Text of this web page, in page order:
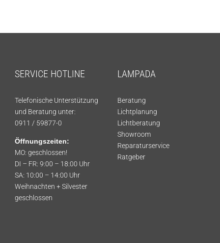
SERVICE HOTLINE
Telefonische Unterstützung
und Beratung unter:
0911 / 59877-0
Öffnungszeiten:
MO: geschlossen!
DI – FR: 9:00 – 18:00 Uhr
SA: 10:00 – 14:00 Uhr
Weihnachten + Silvester
geschlossen
LAMPADA
Beratung
Lichtplanung
Lichtberatung
Showroom
Reparaturservice
Ratgeber